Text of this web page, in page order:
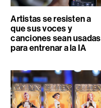
Artistas se resisten a
que sus voces y
canciones sean usadas
para entrenar a la IA